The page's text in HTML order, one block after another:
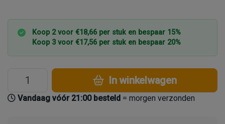
Koop 2 voor €18,66 per stuk en bespaar 15%
Koop 3 voor €17,56 per stuk en bespaar 20%
In winkelwagen
Vandaag vóór 21:00 besteld = morgen verzonden